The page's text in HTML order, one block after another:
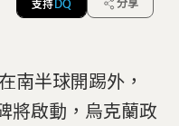
支持 DQ 分享
南半球開踢外，
將啟動，烏克蘭政